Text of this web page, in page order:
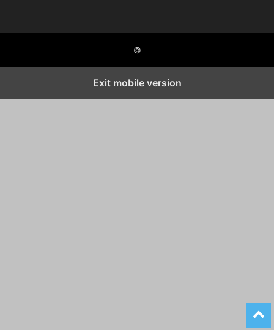
©
Exit mobile version